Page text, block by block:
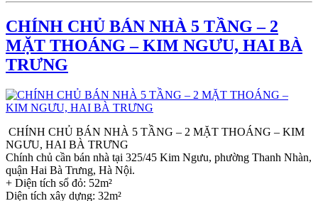
CHÍNH CHỦ BÁN NHÀ 5 TẦNG – 2
MẶT THOÁNG – KIM NGƯU, HAI BÀ
TRƯNG
CHÍNH CHỦ BÁN NHÀ 5 TẦNG – 2 MẶT THOÁNG – KIM
NGƯU, HAI BÀ TRƯNG
Chính chủ cần bán nhà tại 325/45 Kim Ngưu, phường Thanh Nhàn,
quận Hai Bà Trưng, Hà Nội.
+ Diện tích sổ đỏ: 52m²
Diện tích xây dựng: 32m²